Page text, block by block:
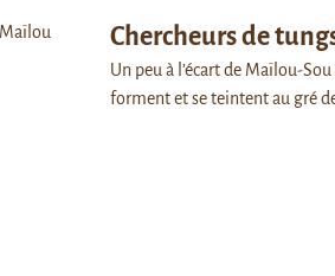
Chercheurs de
Un peu à l’écart de Maïlou-
forment et se teintent au gré